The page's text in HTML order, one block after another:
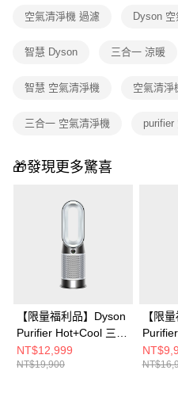
每筆NT$100，滿NT$999(含以上)
空氣清淨機 過濾 Dyson
智慧 Dyson 三合一 涼暖
智慧 空氣清淨機 空氣清淨
三合一 空氣清淨機 purifier
🎁發現更多驚喜
【限量福利品】Dyson
Purifier Hot+Cool 三合
一涼暖智能空氣清淨機
HP11(白色)
NT$12,999
NT$19,900
【限
風智能
TP11